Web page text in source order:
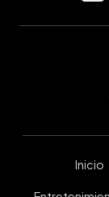
Inicio